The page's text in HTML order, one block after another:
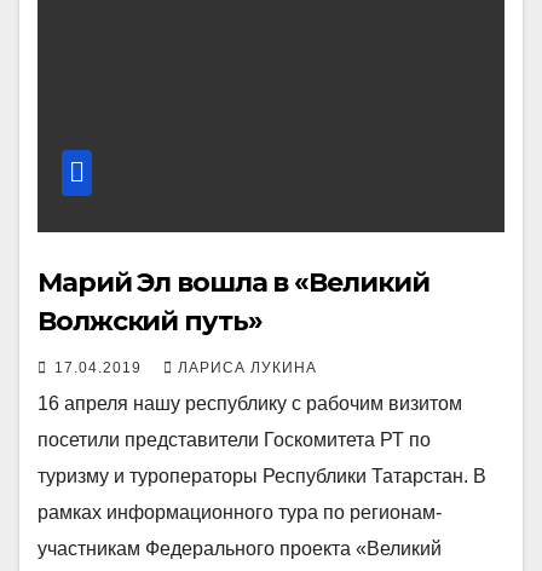
Марий Эл вошла в «Великий
Волжский путь»
17.04.2019 ЛАРИСА ЛУКИНА
16 апреля нашу республику с рабочим визитом
посетили представители Госкомитета РТ по
туризму и туроператоры Республики Татарстан. В
рамках информационного тура по регионам-
участникам Федерального проекта «Великий